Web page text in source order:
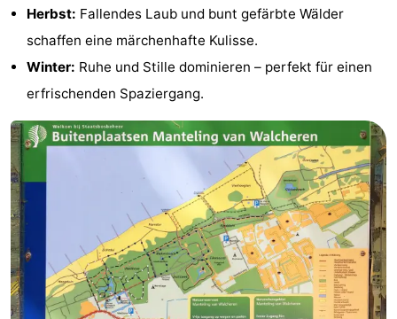
Herbst: Fallendes Laub und bunt gefärbte Wälder
schaffen eine märchenhafte Kulisse.
Winter: Ruhe und Stille dominieren – perfekt für einen
erfrischenden Spaziergang.